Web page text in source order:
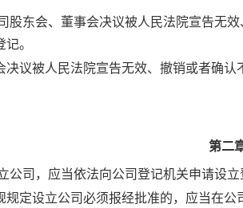
股东会、董事会决议被人民法院宣告无
。
决议被人民法院宣告无效、撤销或者确
第二
公司，应当依法向公司登记机关申请设立
规定设立公司必须报经批准的，应当在公